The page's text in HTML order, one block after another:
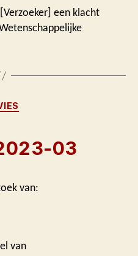
een klacht
Categorieën
03
van:
van